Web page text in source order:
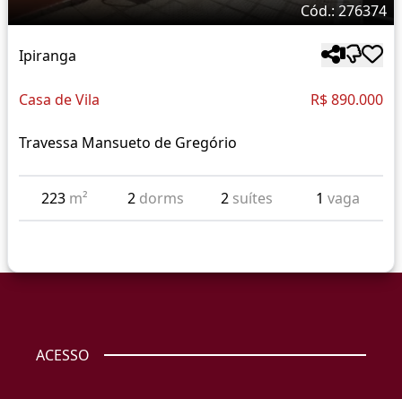
Cód.: 276374
Ipiranga
Casa de Vila R$ 890.000
Travessa Mansueto de Gregório
223 m² 2 dorms 2 suítes 1 vaga
ACESSO